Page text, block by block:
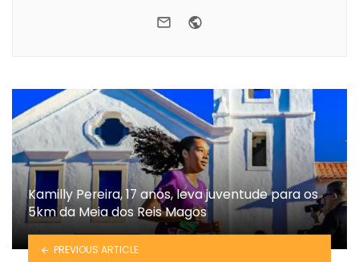
e-mail
Kamilly Pereira, 17 anos, leva juventude para os
5km da Meia dos Reis Magos
PREVIOUS ARTICLE